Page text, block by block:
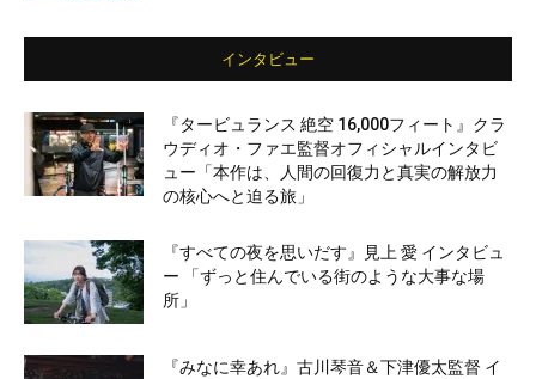
インタビュー
『タービュランス 絶空 16,000フィート』クラ
ウディオ・ファエ監督オフィシャルインタビ
ュー「本作は、人間の回復力と真実の解放力
の核心へと迫る旅」
『すべての夜を思いだす』見上 愛 インタビュ
ー 「ずっと住んでいる街のような大事な場
所」
『みなに幸あれ』古川琴音＆下津優太監督 イ